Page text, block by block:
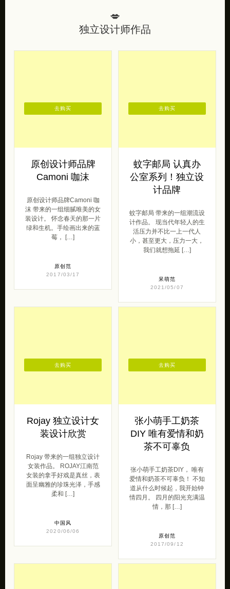
💋
独立设计师作品
原创设计师品牌
Camoni 咖沫
原创设计师品牌Camoni 咖
沫 带来的一组细腻唯美的女
装设计。 怀念春天的那一片
绿和生机。手绘画出来的蓝
莓， […]
原创范
2017/03/17
去购买
蚊字邮局 认真办
公室系列！独立设
计品牌
蚊字邮局 带来的一组潮流设
计作品。 现当代年轻人的生
活压力并不比一上一代人
小，甚至更大，压力一大，
我们就想拖延 […]
呆萌范
2021/05/07
去购买
Rojay 独立设计女
装设计欣赏
Rojay 带来的一组独立设计
女装作品。 ROJAY江南范
女装的拿手好戏是真丝，表
面呈幽雅的珍珠光泽，手感
柔和 […]
中国风
2020/06/06
去购买
张小萌手工奶茶
DIY 唯有爱情和奶
茶不可辜负
张小萌手工奶茶DIY， 唯有
爱情和奶茶不可辜负！ 不知
道从什么时候起，我开始钟
情四月。 四月的阳光充满温
情，那 […]
原创范
2017/09/12
去购买